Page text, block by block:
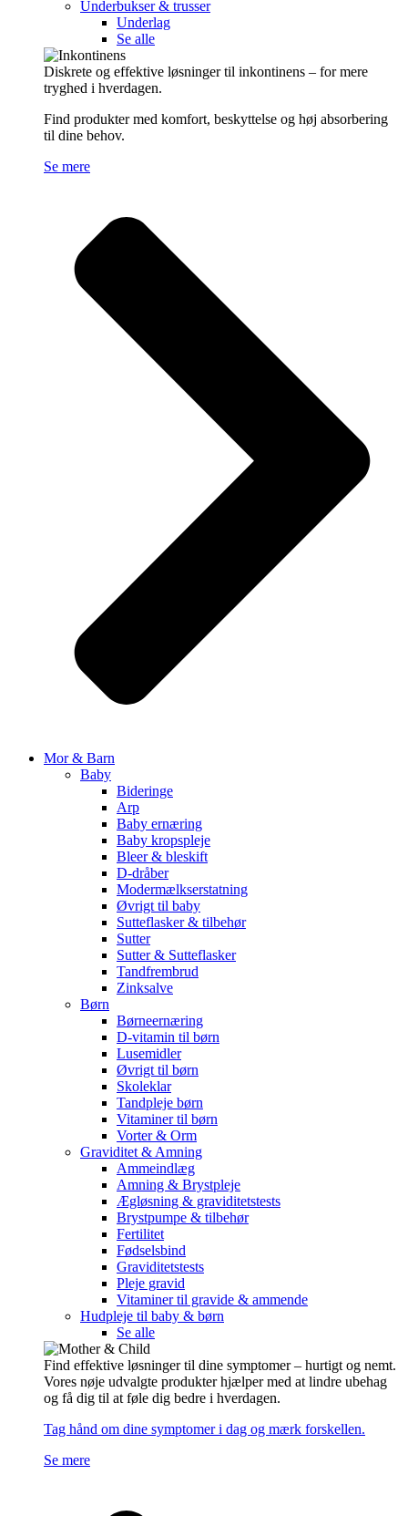
Underbukser & trusser
Underlag
Se alle
Diskrete og effektive løsninger til inkontinens – for mere
tryghed i hverdagen.
Find produkter med komfort, beskyttelse og høj absorbering
til dine behov.
Se mere
Mor & Barn
Baby
Bideringe
Arp
Baby ernæring
Baby kropspleje
Bleer & bleskift
D-dråber
Modermælkserstatning
Øvrigt til baby
Sutteflasker & tilbehør
Sutter
Sutter & Sutteflasker
Tandfrembrud
Zinksalve
Børn
Børneernæring
D-vitamin til børn
Lusemidler
Øvrigt til børn
Skoleklar
Tandpleje børn
Vitaminer til børn
Vorter & Orm
Graviditet & Amning
Ammeindlæg
Amning & Brystpleje
Ægløsning & graviditetstests
Brystpumpe & tilbehør
Fertilitet
Fødselsbind
Graviditetstests
Pleje gravid
Vitaminer til gravide & ammende
Hudpleje til baby & børn
Se alle
Find effektive løsninger til dine symptomer – hurtigt og nemt.
Vores nøje udvalgte produkter hjælper med at lindre ubehag
og få dig til at føle dig bedre i hverdagen.
Tag hånd om dine symptomer i dag og mærk forskellen.
Se mere